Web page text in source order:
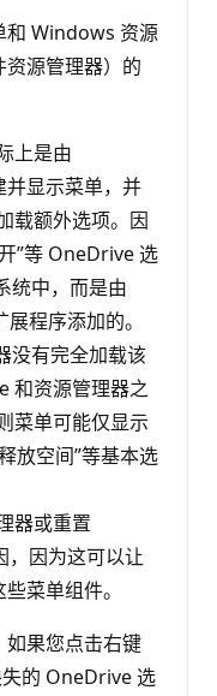
和 Windows 资源
源管理器）的
上是由
显示菜单，并
载额外选项。因
”等 OneDrive 选
统中，而是由
程序添加的。
没有完全加载该
和资源管理器之
菜单可能仅显示
放空间”等基本选
器或重置
，因为这可以让
菜单组件。
如果您点击右键
失的 OneDrive 选